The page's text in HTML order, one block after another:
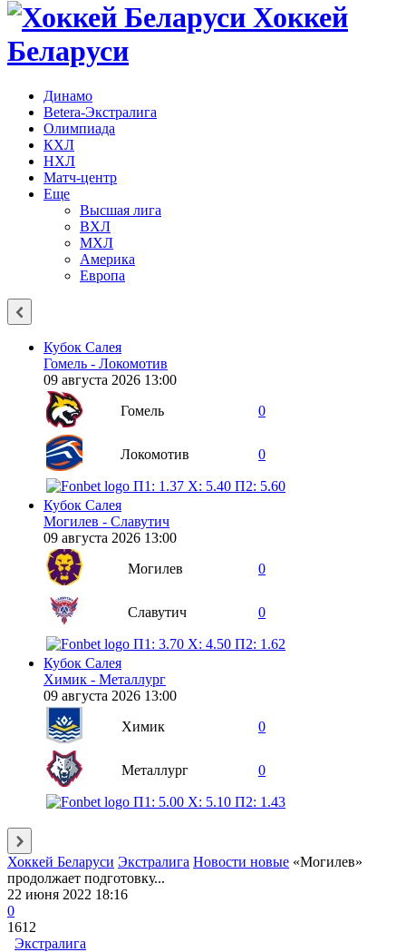
Хоккей
Беларуси
Динамо
Betera-Экстралига
Олимпиада
КХЛ
НХЛ
Матч-центр
Еще
Высшая лига
ВХЛ
МХЛ
Америка
Европа
Кубок Салея
Гомель - Локомотив
09 августа 2026 13:00
Гомель
0
Локомотив 0
П1: 1.37 X: 5.40 П2: 5.60
Кубок Салея
Могилев - Славутич
09 августа 2026 13:00
Могилев
0
Славутич 0
П1: 3.70 X: 4.50 П2: 1.62
Кубок Салея
Химик - Металлург
09 августа 2026 13:00
Химик
0
Металлург 0
П1: 5.00 X: 5.10 П2: 1.43
Хоккей Беларуси Экстралига Новости новые «Могилев»
продолжает подготовку...
22 июня 2022 18:16
0
1612
Экстралига